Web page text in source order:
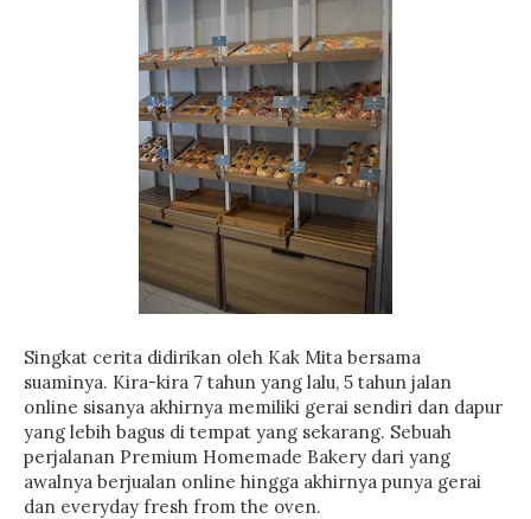
Singkat cerita didirikan oleh Kak Mita bersama
suaminya. Kira-kira 7 tahun yang lalu, 5 tahun jalan
online sisanya akhirnya memiliki gerai sendiri dan dapur
yang lebih bagus di tempat yang sekarang. Sebuah
perjalanan Premium Homemade Bakery dari yang
awalnya berjualan online hingga akhirnya punya gerai
dan everyday fresh from the oven.